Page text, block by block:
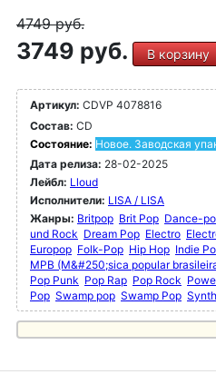
4749руб.
3749 руб. В корзину
Артикул: CDVP 4078816
Состав: CD
Состояние: Новое. Заводская
Дата релиза: 28-02-2025
Лейбл: Lloud
Исполнители: LISA / LISA
Жанры: Britpop Brit Pop Dance-
und Rock Dream Pop Electro
Europop Folk-Pop Hip Hop Indie
MPB (M&#250;sica popular
Pop Punk Pop Rap Pop Rock
Pop Swamp pop Swamp Pop